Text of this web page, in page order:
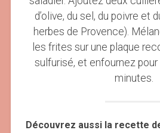
d’olive, du sel, du poivre et
herbes de Provence).
les frites sur une plaque
sulfurisé, et enfournez
minutes.
Découvrez aussi la recette